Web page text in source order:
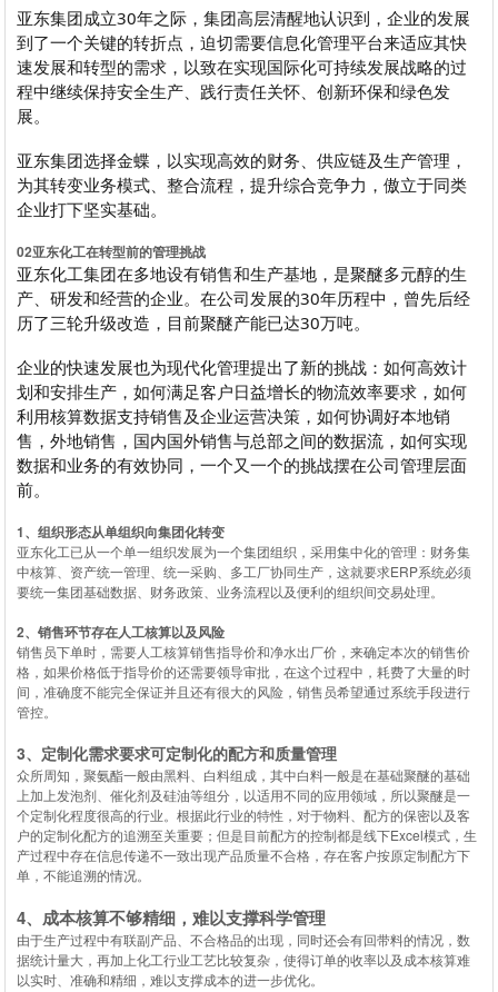
亚东集团成立30年之际，集团高层清醒地认识到，企业的发展
到了一个关键的转折点，迫切需要信息化管理平台来适应其快
速发展和转型的需求，以致在实现国际化可持续发展战略的过
程中继续保持安全生产、践行责任关怀、创新环保和绿色发
展。
亚东集团选择金蝶，以实现高效的财务、供应链及生产管理，
为其转变业务模式、整合流程，提升综合竞争力，傲立于同类
企业打下坚实基础。
02亚东化工在转型前的管理挑战
亚东化工集团在多地设有销售和生产基地，是聚醚多元醇的生
产、研发和经营的企业。在公司发展的30年历程中，曾先后经
历了三轮升级改造，目前聚醚产能已达30万吨。
企业的快速发展也为现代化管理提出了新的挑战：如何高效计
划和安排生产，如何满足客户日益增长的物流效率要求，如何
利用核算数据支持销售及企业运营决策，如何协调好本地销
售，外地销售，国内国外销售与总部之间的数据流，如何实现
数据和业务的有效协同，一个又一个的挑战摆在公司管理层面
前。
1、组织形态从单组织向集团化转变
亚东化工已从一个单一组织发展为一个集团组织，采用集中化的管理：财务集
中核算、资产统一管理、统一采购、多工厂协同生产，这就要求ERP系统必须
要统一集团基础数据、财务政策、业务流程以及便利的组织间交易处理。
2、销售环节存在人工核算以及风险
销售员下单时，需要人工核算销售指导价和净水出厂价，来确定本次的销售价
格，如果价格低于指导价的还需要领导审批，在这个过程中，耗费了大量的时
间，准确度不能完全保证并且还有很大的风险，销售员希望通过系统手段进行
管控。
3、定制化需求要求可定制化的配方和质量管理
众所周知，聚氨酯一般由黑料、白料组成，其中白料一般是在基础聚醚的基础
上加上发泡剂、催化剂及硅油等组分，以适用不同的应用领域，所以聚醚是一
个定制化程度很高的行业。根据此行业的特性，对于物料、配方的保密以及客
户的定制化配方的追溯至关重要；但是目前配方的控制都是线下Excel模式，生
产过程中存在信息传递不一致出现产品质量不合格，存在客户按原定制配方下
单，不能追溯的情况。
4、成本核算不够精细，难以支撑科学管理
由于生产过程中有联副产品、不合格品的出现，同时还会有回带料的情况，数
据统计量大，再加上化工行业工艺比较复杂，使得订单的收率以及成本核算难
以实时、准确和精细，难以支撑成本的进一步优化。